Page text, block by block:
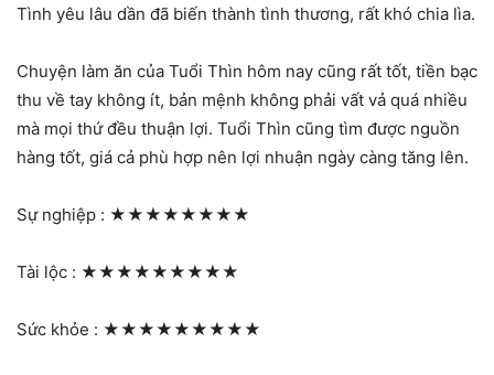
Tình yêu lâu dần đã biến thành tình thương, rất khó chia lìa.
Chuyện làm ăn của Tuổi Thìn hôm nay cũng rất tốt, tiền bạc
thu về tay không ít, bản mệnh không phải vất vả quá nhiều
mà mọi thứ đều thuận lợi. Tuổi Thìn cũng tìm được nguồn
hàng tốt, giá cả phù hợp nên lợi nhuận ngày càng tăng lên.
Sự nghiệp : ★★★★★★★★
Tài lộc : ★★★★★★★★★
Sức khỏe : ★★★★★★★★★